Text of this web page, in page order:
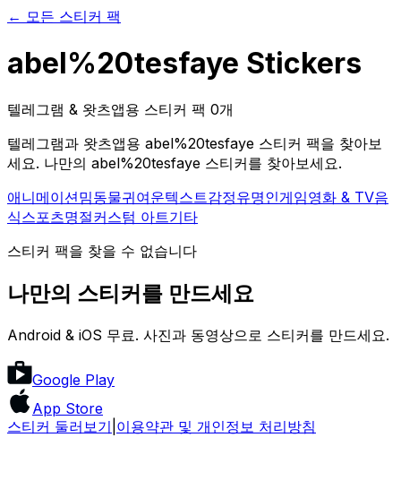
← 모든 스티커 팩
abel%20tesfaye Stickers
텔레그램 & 왓츠앱용 스티커 팩 0개
텔레그램과 왓츠앱용 abel%20tesfaye 스티커 팩을 찾아보
세요. 나만의 abel%20tesfaye 스티커를 찾아보세요.
애니메이션밈동물귀여운텍스트감정유명인게임영화 & TV음
식스포츠명절커스텀 아트기타
스티커 팩을 찾을 수 없습니다
나만의 스티커를 만드세요
Android & iOS 무료. 사진과 동영상으로 스티커를 만드세요.
Google Play
App Store
스티커 둘러보기 이용약관 및 개인정보 처리방침